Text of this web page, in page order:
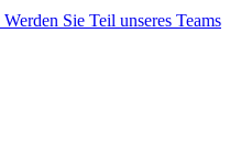
Werden Sie Teil unseres Teams